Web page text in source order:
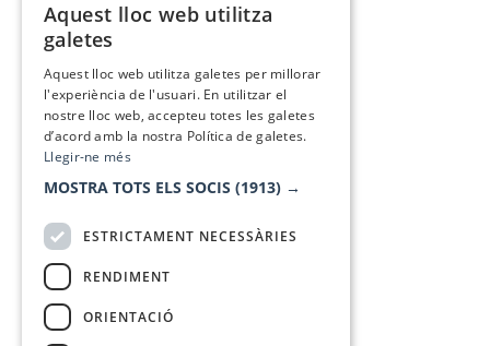
Aquest lloc web utilitza
galetes
Aquest lloc web utilitza galetes per millorar
l'experiència de l'usuari. En utilitzar el
nostre lloc web, accepteu totes les galetes
d’acord amb la nostra Política de galetes.
Llegir-ne més
MOSTRA TOTS ELS SOCIS (1913) →
ESTRICTAMENT NECESSÀRIES
RENDIMENT
ORIENTACIÓ